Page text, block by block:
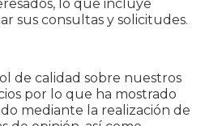
lo que incluye
sus consultas y solicitudes.
de calidad sobre nuestros
por lo que ha mostrado
mediante la realización de